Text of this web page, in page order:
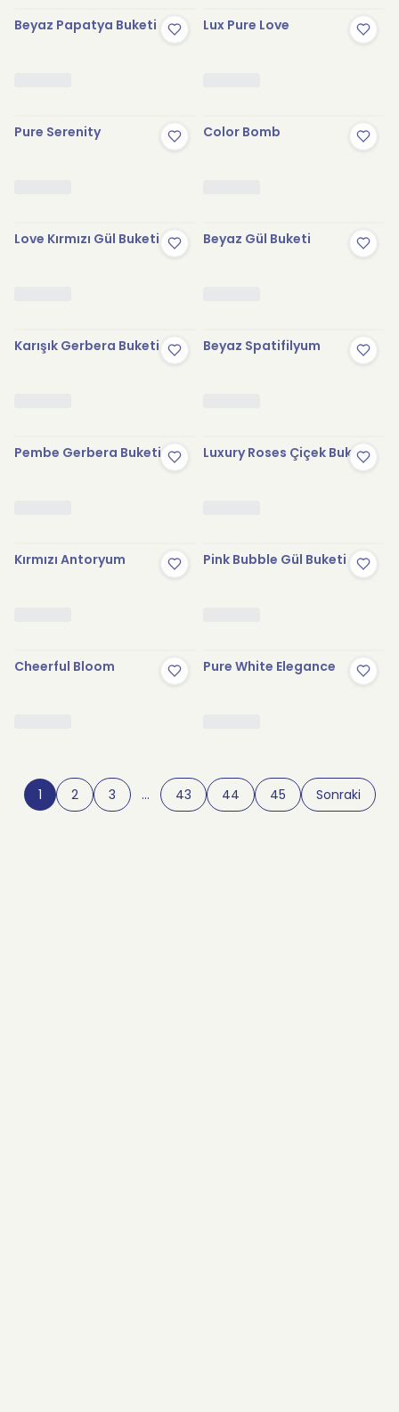
Beyaz Papatya Buketi Lux Pure Love
Pure Serenity Color Bomb
Love Kırmızı Gül Buketi Beyaz Gül Buketi
Karışık Gerbera Buketi Beyaz Spatifilyum
Pembe Gerbera Buketi Luxury Roses Çiçek Buketi
Kırmızı Antoryum Pink Bubble Gül Buketi
Cheerful Bloom Pure White Elegance
1 2 3 … 43 44 45 Sonraki